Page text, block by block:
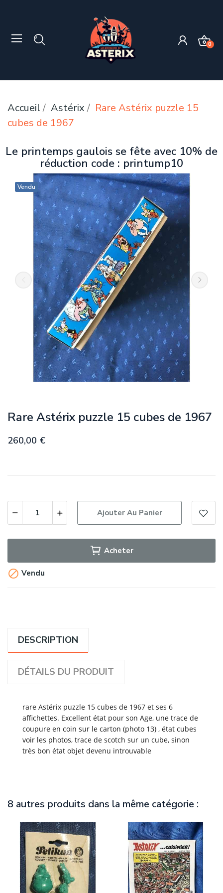
0
Accueil Astérix
Rare Astérix puzzle 15
cubes de 1967
Le printemps gaulois se fête avec 10% de
réduction code : printump10
Vendu
Rare Astérix puzzle 15 cubes de 1967
260,00 €
Ajouter Au Panier
Acheter
 Vendu
DESCRIPTION
DÉTAILS DU PRODUIT
rare Astérix puzzle 15 cubes de 1967 et ses 6
affichettes. Excellent état pour son Age, une trace de
coupure en coin sur le carton (photo 13) , état cubes
voir les photos, trace de scotch sur un cube, sinon
très bon état objet devenu introuvable
8 autres produits dans la même catégorie :